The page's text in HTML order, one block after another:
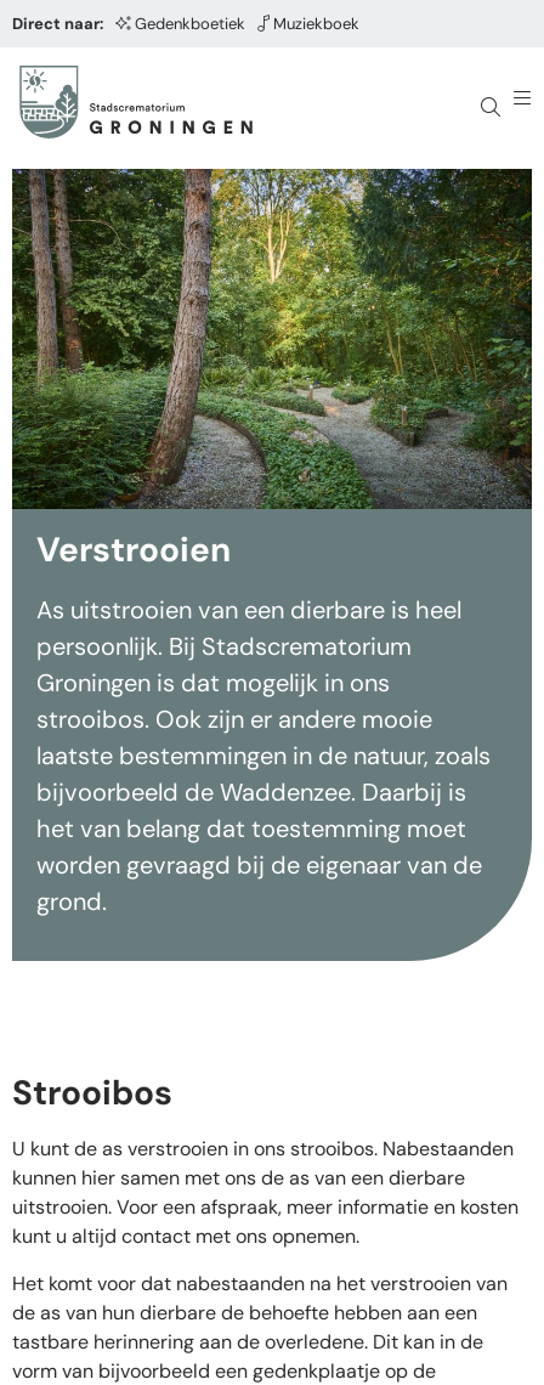
Direct naar: Gedenkboetiek Muziekboek
Verstrooien
As uitstrooien van een dierbare is heel
persoonlijk. Bij Stadscrematorium
Groningen is dat mogelijk in ons
strooibos. Ook zijn er andere mooie
laatste bestemmingen in de natuur, zoals
bijvoorbeeld de Waddenzee. Daarbij is
het van belang dat toestemming moet
worden gevraagd bij de eigenaar van de
grond.
Strooibos
U kunt de as verstrooien in ons strooibos. Nabestaanden
kunnen hier samen met ons de as van een dierbare
uitstrooien. Voor een afspraak, meer informatie en kosten
kunt u altijd contact met ons opnemen.
Het komt voor dat nabestaanden na het verstrooien van
de as van hun dierbare de behoefte hebben aan een
tastbare herinnering aan de overledene. Dit kan in de
vorm van bijvoorbeeld een gedenkplaatje op de